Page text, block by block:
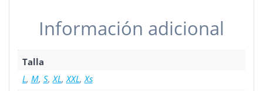
Información adicional
Talla
L, M, S,XL,XXL,Xs